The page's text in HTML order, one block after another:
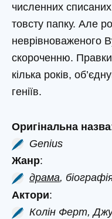
численних
товсту папку. Але
неврівноваженого
скороченню.
кілька років,
геніїв.
Оригінальна назва
Genius
Жанр:
драма,
Актори:
Колін Ферт,